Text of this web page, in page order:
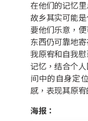
在他们的记忆
故乡其实可能
要他们乐意，
东西仍可靠地
我原宥和自我
记忆，结合个
间中的自身定
感，表现其原宥
海报：